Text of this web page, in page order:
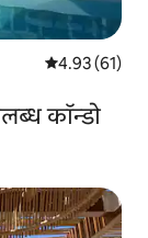
औसत रेटिंग 5 में
4.93 (61)
कॉन्डो